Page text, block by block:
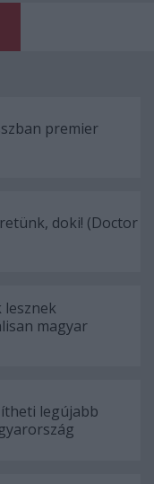
premier
doki! (Doctor
lesznek
magyar
legújabb